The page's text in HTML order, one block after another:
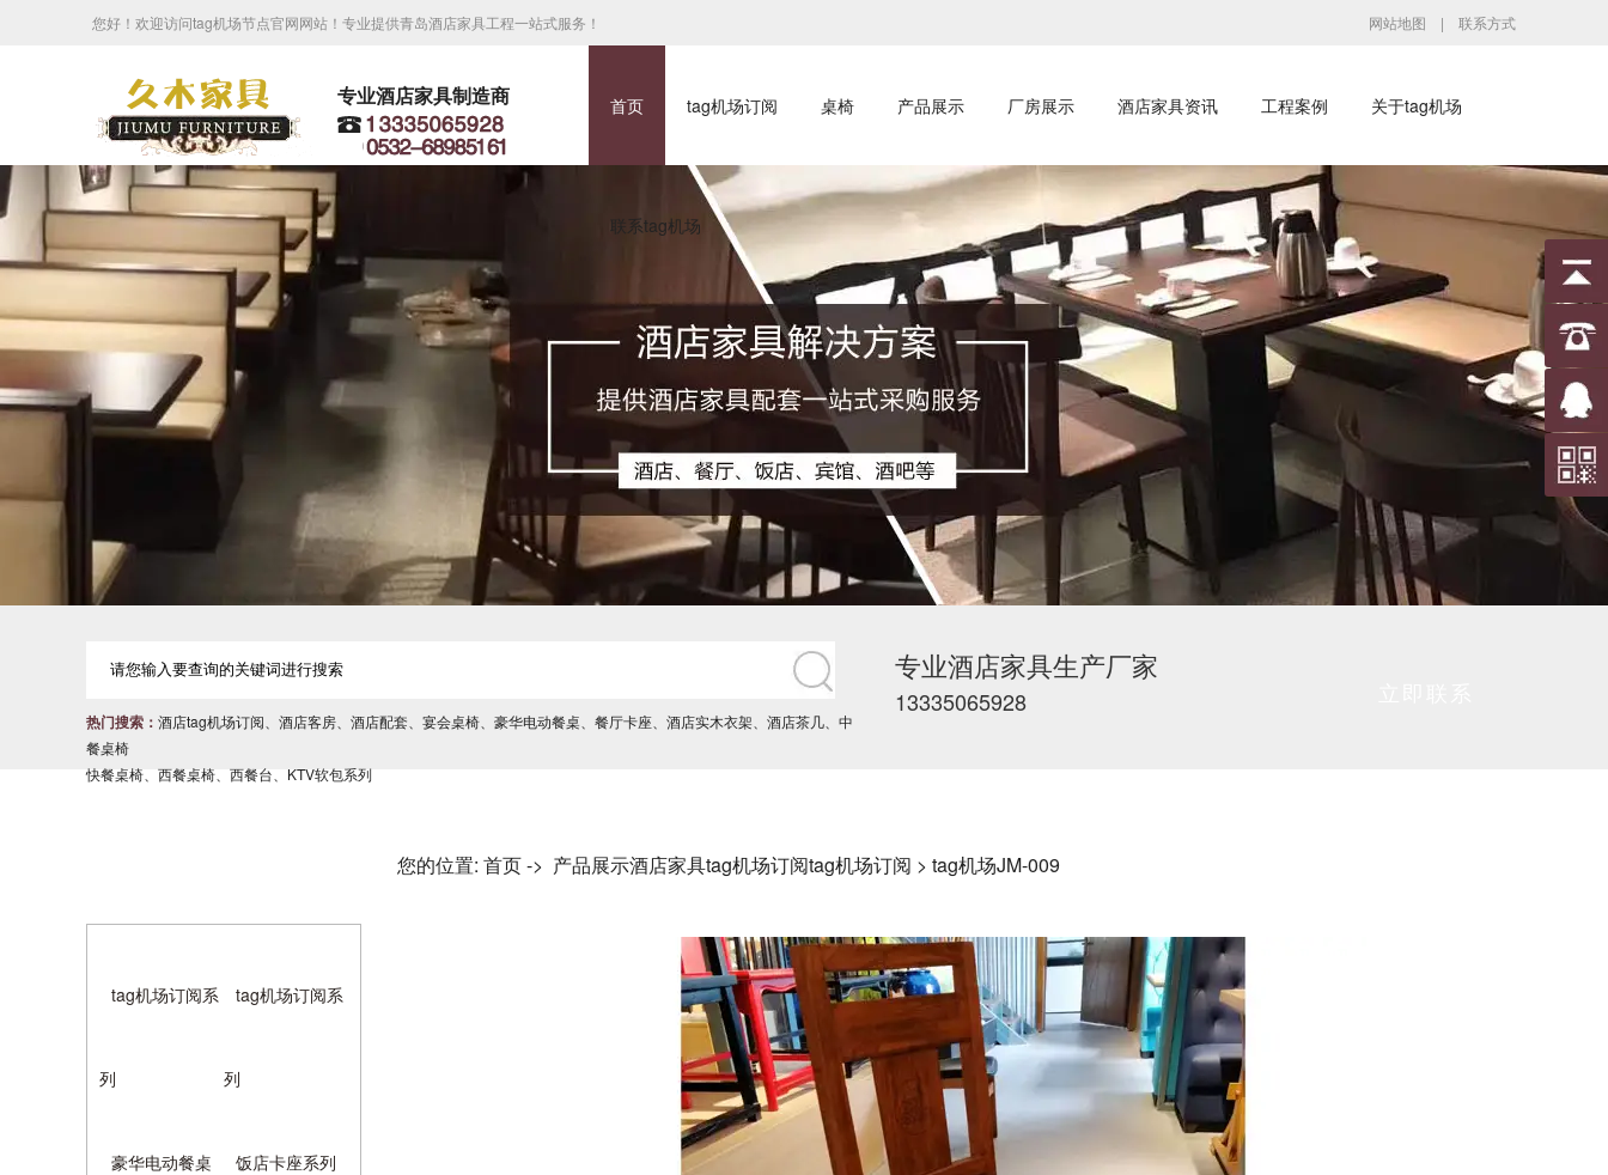
您好！欢迎访问tag机场节点官网网站！专业提供青岛酒店家具工程一站式服务！ 网站地图 | 联系方式
专业酒店家具制造商 首页 tag机场订阅 桌椅 产品展示 厂房展示 酒店家具资讯 工程案例 关于tag机场
联系tag机场
热门搜索： 酒店tag机场订阅 酒店客房 酒店配套 宴会桌椅 豪华电动餐桌 餐厅卡座 酒店实木衣架 酒店茶几
中
餐桌椅
快餐桌椅
西餐桌椅 西餐台 KTV软包系列
专业酒店家具生产厂家
13335065928
tag机场订阅系
列
tag机场订阅系
列
豪华电动餐桌 饭店卡座系列
您的位置: 首页-> 产品展示酒店家具tag机场订阅tag机场订阅 > tag机场JM-009